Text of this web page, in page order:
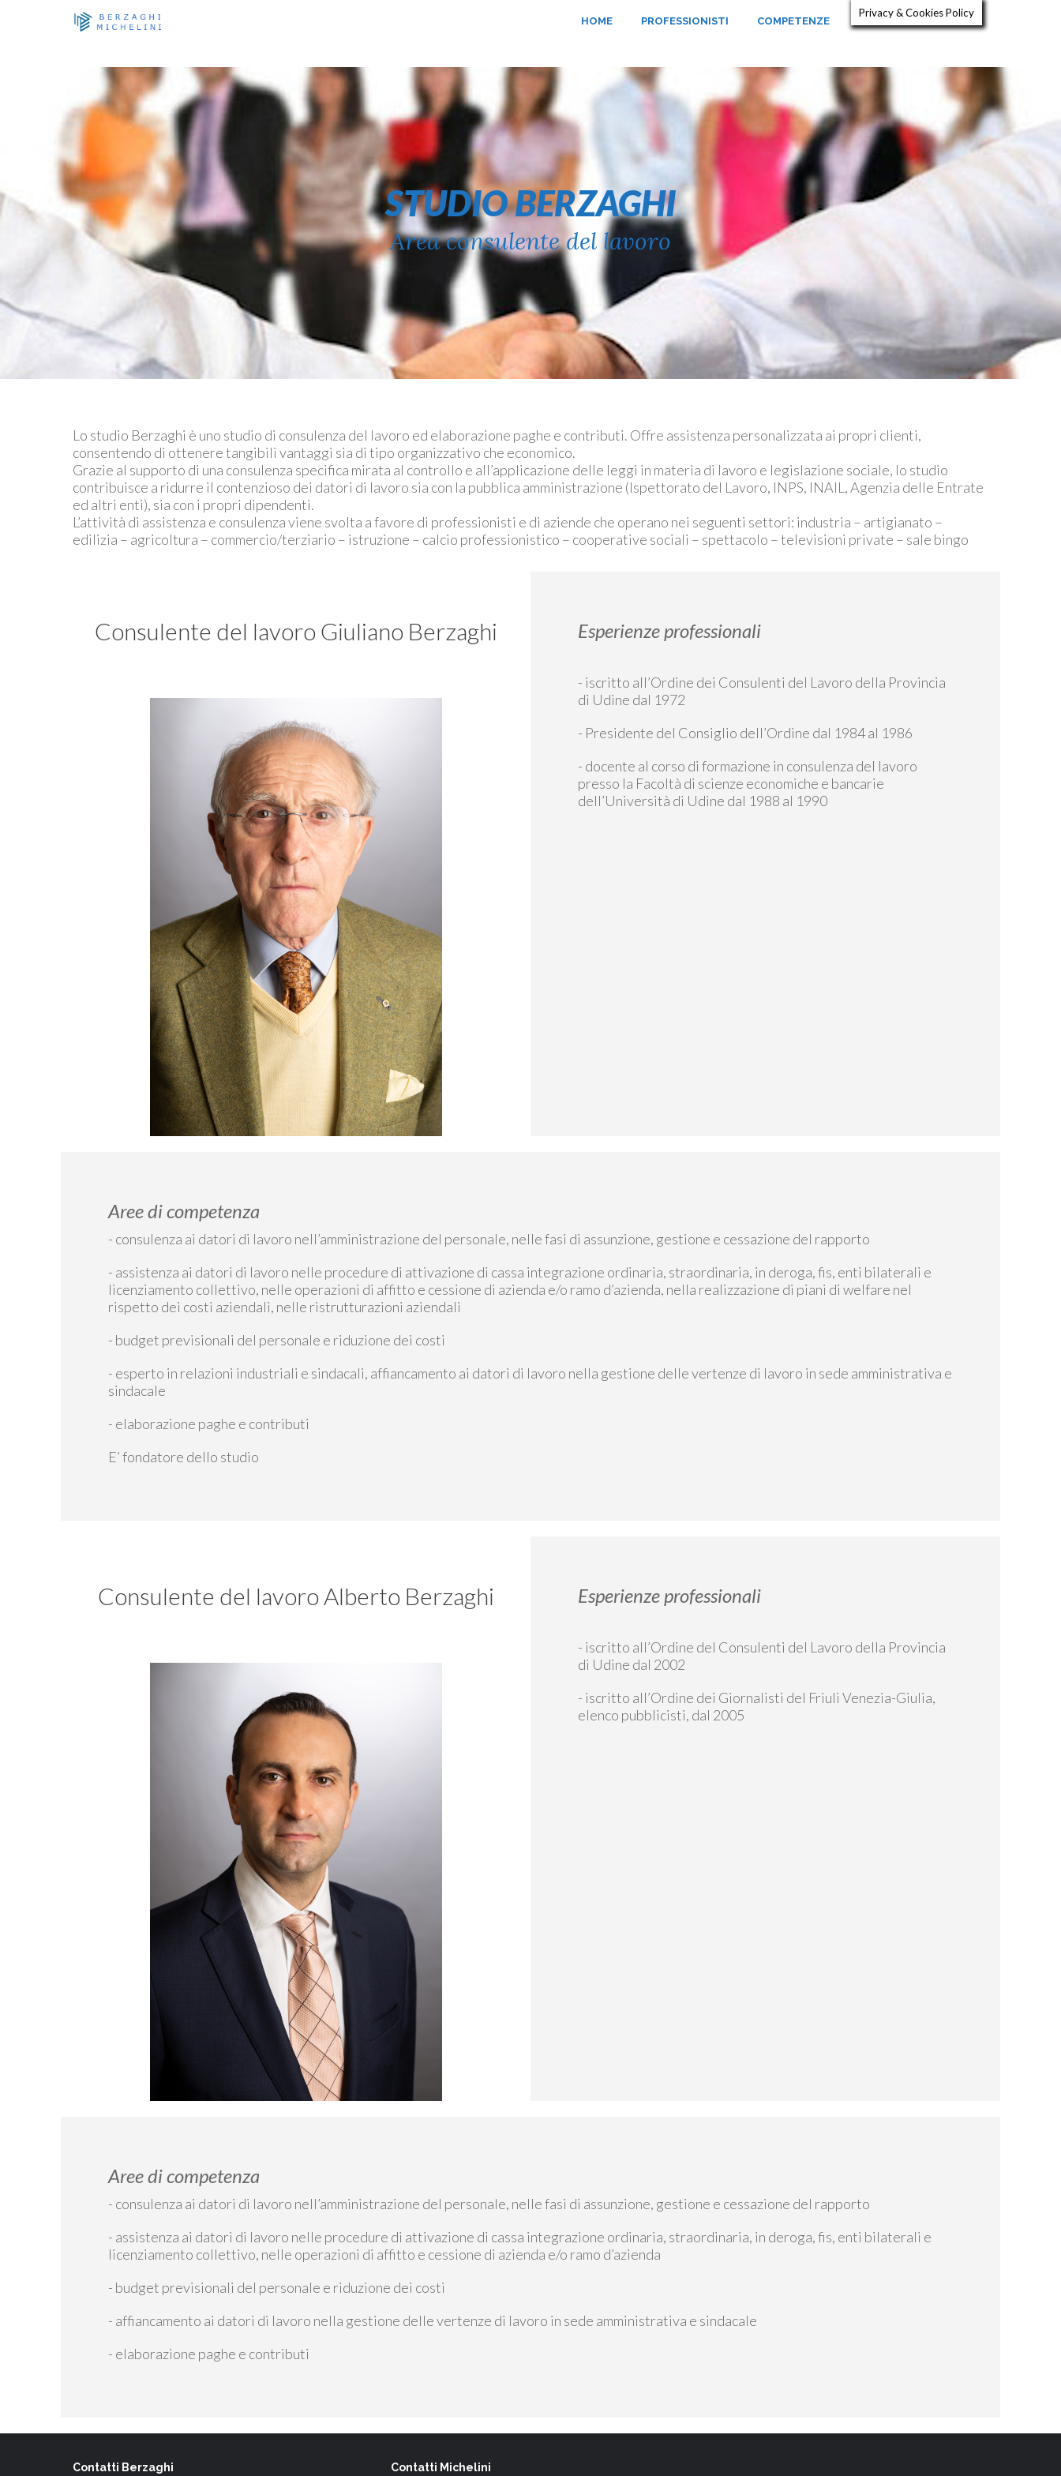
HOME PROFESSIONISTI COMPETENZE NEWS CONTATTI
STUDIO BERZAGHI
Area consulente del lavoro
Lo studio Berzaghi è uno studio di consulenza del lavoro ed elaborazione paghe e contributi. Offre assistenza personalizzata ai propri clienti,
consentendo di ottenere tangibili vantaggi sia di tipo organizzativo che economico.
Grazie al supporto di una consulenza specifica mirata al controllo e all’applicazione delle leggi in materia di lavoro e legislazione sociale, lo studio
contribuisce a ridurre il contenzioso dei datori di lavoro sia con la pubblica amministrazione (Ispettorato del Lavoro, INPS, INAIL, Agenzia delle Entrate
ed altri enti), sia con i propri dipendenti.
L’attività di assistenza e consulenza viene svolta a favore di professionisti e di aziende che operano nei seguenti settori: industria – artigianato –
edilizia – agricoltura – commercio/terziario – istruzione – calcio professionistico – cooperative sociali – spettacolo – televisioni private – sale bingo
Consulente del lavoro Giuliano Berzaghi Esperienze professionali
- iscritto all’Ordine dei Consulenti del Lavoro della Provincia
di Udine dal 1972
- Presidente del Consiglio dell’Ordine dal 1984 al 1986
- docente al corso di formazione in consulenza del lavoro
presso la Facoltà di scienze economiche e bancarie
dell’Università di Udine dal 1988 al 1990
Aree di competenza
- consulenza ai datori di lavoro nell’amministrazione del personale, nelle fasi di assunzione, gestione e cessazione del rapporto
- assistenza ai datori di lavoro nelle procedure di attivazione di cassa integrazione ordinaria, straordinaria, in deroga, fis, enti bilaterali e
licenziamento collettivo, nelle operazioni di affitto e cessione di azienda e/o ramo d’azienda, nella realizzazione di piani di welfare nel
rispetto dei costi aziendali, nelle ristrutturazioni aziendali
- budget previsionali del personale e riduzione dei costi
- esperto in relazioni industriali e sindacali, affiancamento ai datori di lavoro nella gestione delle vertenze di lavoro in sede amministrativa e
sindacale
- elaborazione paghe e contributi
E’ fondatore dello studio
Consulente del lavoro Alberto Berzaghi Esperienze professionali
- iscritto all’Ordine del Consulenti del Lavoro della Provincia
di Udine dal 2002
- iscritto all’Ordine dei Giornalisti del Friuli Venezia-Giulia,
elenco pubblicisti, dal 2005
Aree di competenza
- consulenza ai datori di lavoro nell’amministrazione del personale, nelle fasi di assunzione, gestione e cessazione del rapporto
- assistenza ai datori di lavoro nelle procedure di attivazione di cassa integrazione ordinaria, straordinaria, in deroga, fis, enti bilaterali e
licenziamento collettivo, nelle operazioni di affitto e cessione di azienda e/o ramo d’azienda
- budget previsionali del personale e riduzione dei costi
- affiancamento ai datori di lavoro nella gestione delle vertenze di lavoro in sede amministrativa e sindacale
- elaborazione paghe e contributi
Contatti Berzaghi Contatti Michelini
Privacy & Cookies Policy